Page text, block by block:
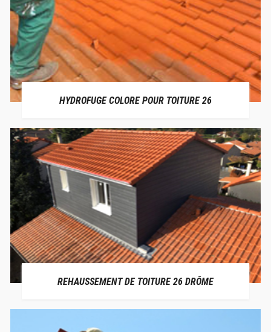
HYDROFUGE COLORE POUR TOITURE 26
REHAUSSEMENT DE TOITURE 26 DRÔME